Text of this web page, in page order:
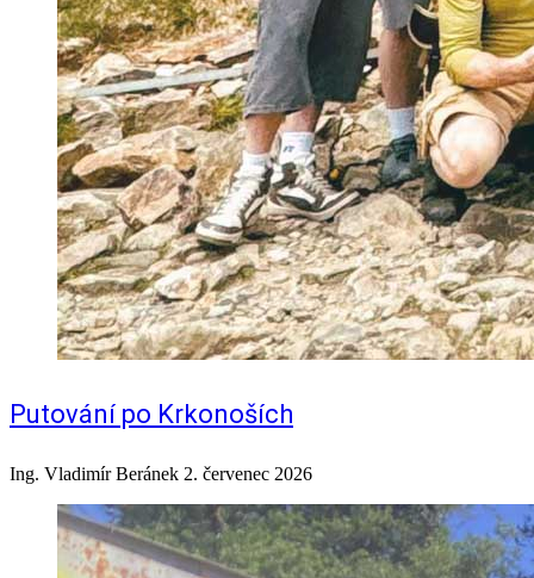
Putování po Krkonoších
Ing. Vladimír Beránek 2. červenec 2026